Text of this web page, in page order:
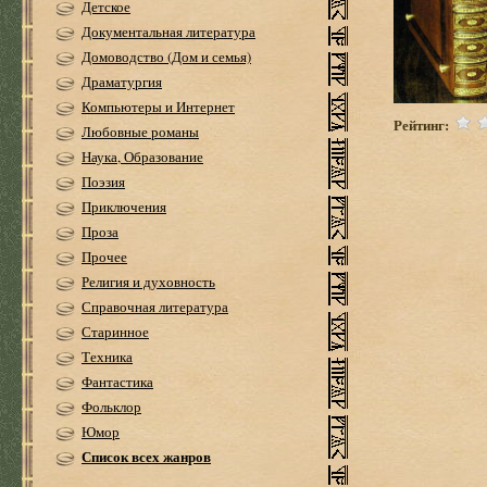
Детское
Документальная литература
Домоводство (Дом и семья)
Драматургия
Компьютеры и Интернет
Любовные романы
Наука, Образование
Поэзия
Приключения
Проза
Прочее
Религия и духовность
Справочная литература
Старинное
Техника
Фантастика
Фольклор
Юмор
Список всех жанров
Рейтинг: